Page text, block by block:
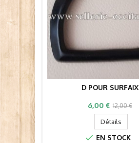
D POUR SURFAIX
Prix
6,00 € Prix
de
base
12,00 €
Détails
 EN STOCK